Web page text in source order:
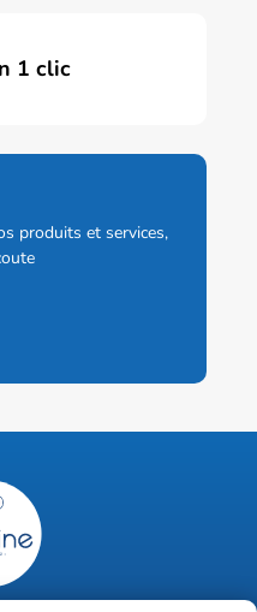
1 clic
produits et services,
18 92